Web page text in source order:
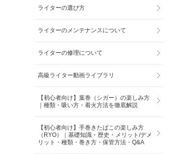
ライターの選び方
ライターのメンテナンスについて
ライターの修理について
高級ライター動画ライブラリ
【初心者向け】葉巻（シガー）の楽しみ方
｜種類・吸い方・着火方法を徹底解説
【初心者向け】手巻きたばこの楽しみ方
（RYO）｜基礎知識・歴史・メリット/デメ
リット・種類・巻き方・保管方法・Q&A